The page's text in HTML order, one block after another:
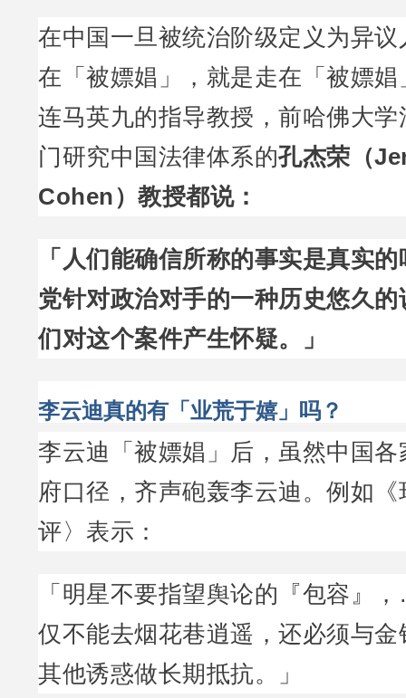
在中国一旦被统治阶级定义为异
在「被嫖娼」，就是走在「被嫖
连马英九的指导教授，前哈佛大
门研究中国法律体系的孔杰荣（
Cohen）教授都说：
「人们能确信所称的事实是真实
党针对政治对手的一种历史悠久
们对这个案件产生怀疑。」
李云迪真的有「业荒于嬉」吗？
李云迪「被嫖娼」后，虽然中国
府口径，齐声砲轰李云迪。例如
评〉表示：
「明星不要指望舆论的『包容』
仅不能去烟花巷逍遥，还必须与
其他诱惑做长期抵抗。」